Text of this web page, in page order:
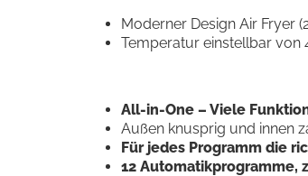
Moderner Design Air Fryer
Temperatur einstellbar von
All-in-One – Viele
Außen knusprig und innen
Für jedes Programm die
12 Automatikprogramme,